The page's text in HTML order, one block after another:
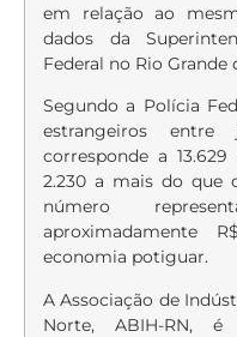
em relação ao
dados da
Federal no Rio Grande
Segundo a Polícia
estrangeiros
corresponde a
2.230 a mais do que
número
aproximadamente
economia potiguar.
A Associação de
Norte, ABIH-RN,